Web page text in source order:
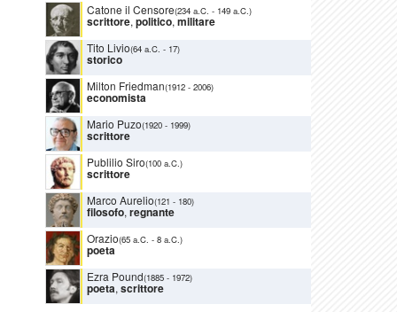
Catone il Censore(234 a.C. - 149 a.C.)
scrittore, politico,militare
Tito Livio(64 a.C. - 17)
storico
Milton Friedman(1912 - 2006)
economista
Mario Puzo(1920 - 1999)
scrittore
Publilio Siro(100 a.C.)
scrittore
Marco Aurelio(121 - 180)
filosofo, regnante
Orazio(65 a.C. - 8 a.C.)
poeta
Ezra Pound(1885 - 1972)
poeta, scrittore